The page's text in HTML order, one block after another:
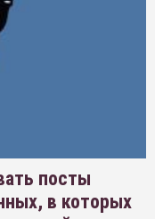
посты
в которых